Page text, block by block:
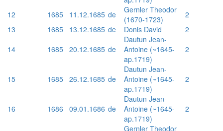
12 1685 11.12.1685 de
Gernler Theodor
(1670-1723)
2
13
1685 13.12.1685 de Donis David
2
14
1685 20.12.1685 de
Dautun Jean-
Antoine (~1645-
ap.1719)
2
15 1685 26.12.1685 de
Dautun Jean-
Antoine (~1645-
ap.1719)
2
16 1686 09.01.1686 de
Dautun Jean-
Antoine (~1645-
ap.1719)
2
Gernler Theodor